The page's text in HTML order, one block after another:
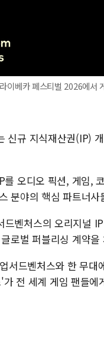
이베카 페스티벌 2026에
신규 지식재산권(IP)
를 오디오 픽션, 게임,
분야의 핵심 파트너사
드벤처스의 오리지널
로벌 퍼블리싱 계약을
서드벤처스와 한 무
전 세계 게임 팬들